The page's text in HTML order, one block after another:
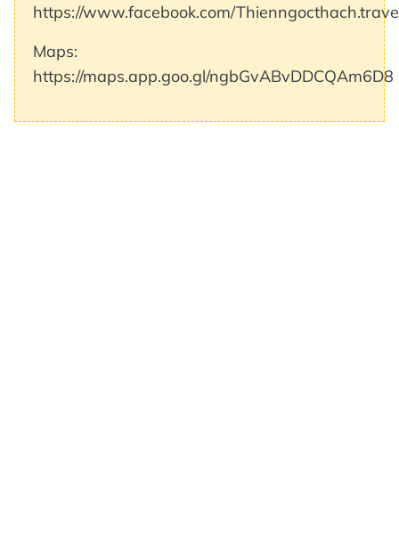
https://www.facebook.com/
Maps:
https://maps.app.goo.gl/ngbGvABvDDCQAm6D8